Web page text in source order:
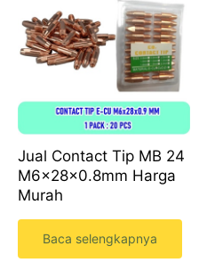
Jual Contact Tip MB 24
M6x28x0.8mm Harga
Murah
Baca selengkapnya